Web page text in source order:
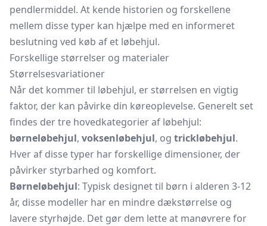
pendlermiddel. At kende historien og forskellene
mellem disse typer kan hjælpe med en informeret
beslutning ved køb af et løbehjul.
Forskellige størrelser og materialer
Størrelsesvariationer
Når det kommer til løbehjul, er størrelsen en vigtig
faktor, der kan påvirke din køreoplevelse. Generelt set
findes der tre hovedkategorier af løbehjul:
børneløbehjul, voksenløbehjul, og trickløbehjul.
Hver af disse typer har forskellige dimensioner, der
påvirker styrbarhed og komfort.
Børneløbehjul: Typisk designet til børn i alderen 3-12
år, disse modeller har en mindre dækstørrelse og
lavere styrhøjde. Det gør dem lette at manøvrere for